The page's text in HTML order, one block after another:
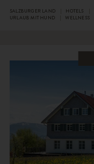
SALZBURGER LAND HOTELS
URLAUB MIT HUND
WELLNESS